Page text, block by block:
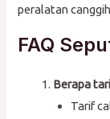
peralatan
FAQ
Berapa
Tarif